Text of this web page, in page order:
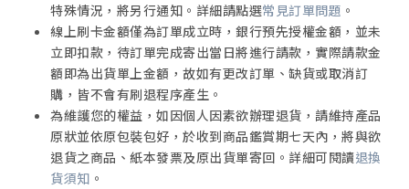
特殊情況，將另行通知。詳細請點選常見訂單問題 。
線上刷卡金額僅為訂單成立時，銀行預先授權金額，並未
立即扣款，待訂單完成寄出當日將進行請款，實際請款金
額即為出貨單上金額，故如有更改訂單、缺貨或取消訂
購，皆不會有刷退程序產生。
為維護您的權益，如因個人因素欲辦理退貨，請維持產品
原狀並依原包裝包好，於收到商品鑑賞期七天內，將與欲
退貨之商品、紙本發票及原出貨單寄回。詳細可閱讀退換
貨須知 。